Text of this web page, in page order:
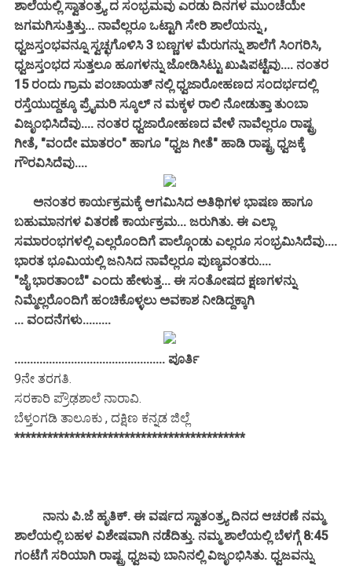
ಶಾಲೆಯಲ್ಲಿ ಸ್ವಾತಂತ್ರ್ಯ ದ ಸಂಭ್ರಮವು ಎರಡು ದಿನಗಳ ಮುಂಚೆಯೇ
ಜಗಮಗಿಸುತ್ತಿತ್ತು... ನಾವೆಲ್ಲರೂ ಒಟ್ಟಾಗಿ ಸೇರಿ ಶಾಲೆಯನ್ನು ,
ಧ್ವಜಸ್ತಂಭವನ್ನೂ ಸ್ವಚ್ಛಗೊಳಿಸಿ 3 ಬಣ್ಣಗಳ ಮೆರುಗನ್ನು ಶಾಲೆಗೆ ಸಿಂಗರಿಸಿ,
ಧ್ವಜಸ್ತಂಭದ ಸುತ್ತಲೂ ಹೂಗಳನ್ನು ಜೋಡಿಸಿಟ್ಟು ಖುಷಿಪಟ್ಟೆವು.... ನಂತರ
15 ರಂದು ಗ್ರಾಮ ಪಂಚಾಯತ್ ನಲ್ಲಿ ಧ್ವಜಾರೋಹಣದ ಸಂದರ್ಭದಲ್ಲಿ
ರಸ್ತೆಯುದ್ದಕ್ಕೂ ಪ್ರೈಮರಿ ಸ್ಕೂಲ್ ನ ಮಕ್ಕಳ ರಾಲಿ ನೋಡುತ್ತಾ ತುಂಬಾ
ವಿಜೃಂಭಿಸಿದೆವು.... ನಂತರ ಧ್ವಜಾರೋಹಣದ ವೇಳೆ ನಾವೆಲ್ಲರೂ ರಾಷ್ಟ್ರ
ಗೀತೆ, "ವಂದೇ ಮಾತರಂ" ಹಾಗೂ "ಧ್ವಜ ಗೀತೆ" ಹಾಡಿ ರಾಷ್ಟ್ರ ಧ್ವಜಕ್ಕೆ
ಗೌರವಿಸಿದೆವು....
ಅನಂತರ ಕಾರ್ಯಕ್ರಮಕ್ಕೆ ಆಗಮಿಸಿದ ಅತಿಥಿಗಳ ಭಾಷಣ ಹಾಗೂ
ಬಹುಮಾನಗಳ ವಿತರಣೆ ಕಾರ್ಯಕ್ರಮ... ಜರುಗಿತು. ಈ ಎಲ್ಲಾ
ಸಮಾರಂಭಗಳಲ್ಲಿ ಎಲ್ಲರೊಂದಿಗೆ ಪಾಲ್ಗೊಂಡು ಎಲ್ಲರೂ ಸಂಭ್ರಮಿಸಿದೆವು....
ಭಾರತ ಭೂಮಿಯಲ್ಲಿ ಜನಿಸಿದ ನಾವೆಲ್ಲರೂ ಪುಣ್ಯವಂತರು....
"ಜೈ ಭಾರತಾಂಬೆ" ಎಂದು ಹೇಳುತ್ತ... ಈ ಸಂತೋಷದ ಕ್ಷಣಗಳನ್ನು
ನಿಮ್ಮೆಲ್ಲರೊಂದಿಗೆ ಹಂಚಿಕೊಳ್ಳಲು ಅವಕಾಶ ನೀಡಿದ್ದಕ್ಕಾಗಿ
... ವಂದನೆಗಳು.........
................................................ ಪೂರ್ತಿ
9ನೇ ತರಗತಿ.
ಸರಕಾರಿ ಪ್ರೌಢಶಾಲೆ ನಾರಾವಿ.
ಬೆಳ್ತಂಗಡಿ ತಾಲೂಕು , ದಕ್ಷಿಣ ಕನ್ನಡ ಜಿಲ್ಲೆ
******************************************
ನಾನು ಪಿ.ಜೆ ಹೃತಿಕ್. ಈ ವರ್ಷದ ಸ್ವಾತಂತ್ರ್ಯ ದಿನದ ಆಚರಣೆ ನಮ್ಮ
ಶಾಲೆಯಲ್ಲಿ ಬಹಳ ವಿಶೇಷವಾಗಿ ನಡೆದಿತ್ತು. ನಮ್ಮ ಶಾಲೆಯಲ್ಲಿ ಬೆಳಗ್ಗೆ 8:45
ಗಂಟೆಗೆ ಸರಿಯಾಗಿ ರಾಷ್ಟ್ರ ಧ್ವಜವು ಬಾನಿನಲ್ಲಿ ವಿಜೃಂಭಿಸಿತು. ಧ್ವಜವನ್ನು